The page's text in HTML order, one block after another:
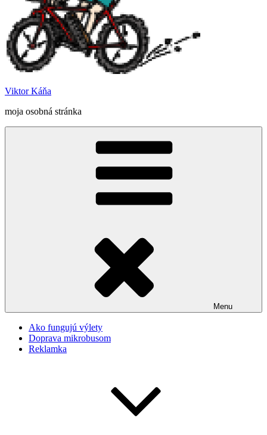
Viktor Káňa
moja osobná stránka
Menu
Ako fungujú výlety
Doprava mikrobusom
Reklamka